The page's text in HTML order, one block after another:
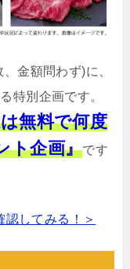
金額問わず)に、
特別企画です。
無料で何度
ト企画』です
認してみる！＞